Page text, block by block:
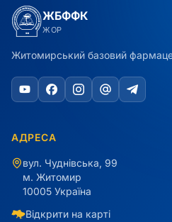
ЖБФФК
ЖОР
Житомирський базовий
АДРЕСА
вул. Чуднівська, 99
м. Житомир
10005 Україна
Відкрити на карті